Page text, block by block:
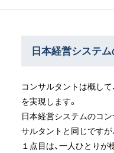
日本経営システ
コンサルタントは概し
を実現します。
日本経営システムのコ
サルタントと同じですが
１点目は、一人ひとり